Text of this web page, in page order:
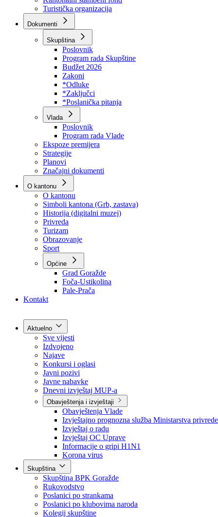
Agencija za privatizaciju
Arhiv kantona
Kantonalni stambeni fond
Turistička organizacija
Dokumenti
Skupština
Poslovnik
Program rada Skupštine
Budžet 2026
Zakoni
*Odluke
*Zaključci
*Poslanička pitanja
Vlada
Poslovnik
Program rada Vlade
Ekspoze premijera
Strategije
Planovi
Značajni dokumenti
O kantonu
O kantonu
Simboli kantona (Grb, zastava)
Historija (digitalni muzej)
Privreda
Turizam
Obrazovanje
Sport
Općine
Kontakt
Aktuelno
Sve vijesti
Izdvojeno
Najave
Konkursi i oglasi
Javni pozivi
Javne nabavke
Dnevni izvještaj MUP-a
Obavještenja i izvještaji
Obavještenja Vlade
Izvještajno prognozna služba Ministarstva privrede
Izvještaj o radu
Izvještaj OC Uprave
Informacije o gripi H1N1
Korona virus
Skupština
Skupština BPK Goražde
Rukovodstvo